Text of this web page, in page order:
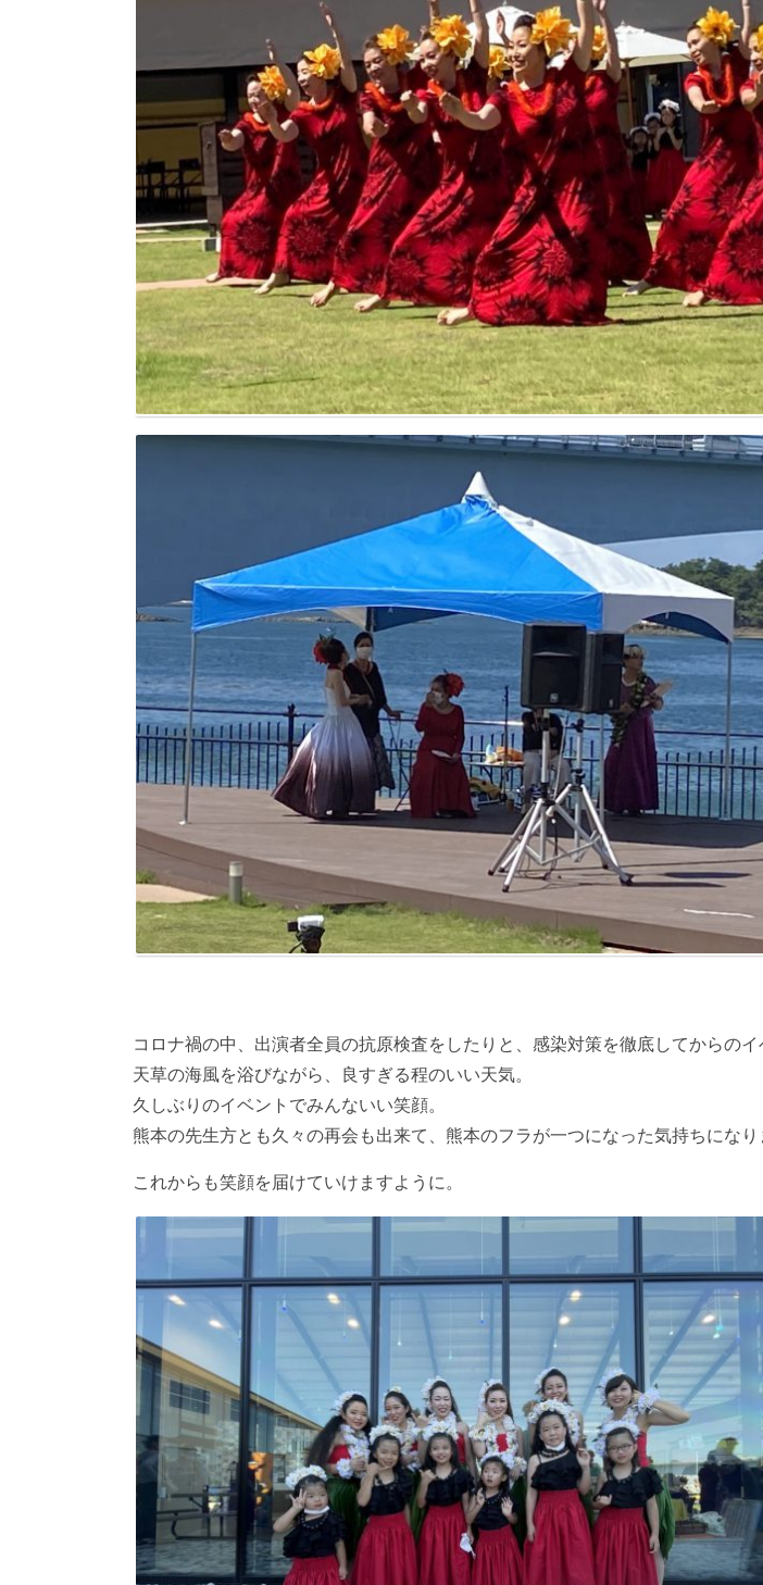
コロナ禍の中、出演者全員の抗原検査をしたりと、感染対策を徹底してからのイ
天草の海風を浴びながら、良すぎる程のいい天気。
久しぶりのイベントでみんないい笑顔。
熊本の先生方とも久々の再会も出来て、熊本のフラが一つになった気持ちになり
これからも笑顔を届けていけますように。